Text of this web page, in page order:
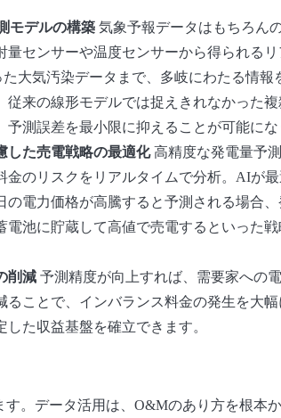
モデルの構築 気象予報データはもちろん
センサーや温度センサーから得られるリ
大気汚染データまで、多岐にわたる情報
来の線形モデルでは捉えきれなかった
測誤差を最小限に抑えることが可能にな
した売電戦略の最適化高精度な発電量予
のリスクをリアルタイムで分析。AIが最
電力価格が高騰すると予測される場合
池に貯蔵して高値で売電するといった
削減 予測精度が向上すれば、需要家への
ることで、インバランス料金の発生を大
た収益基盤を確立できます。
。データ活用は、O&Mのあり方を根本